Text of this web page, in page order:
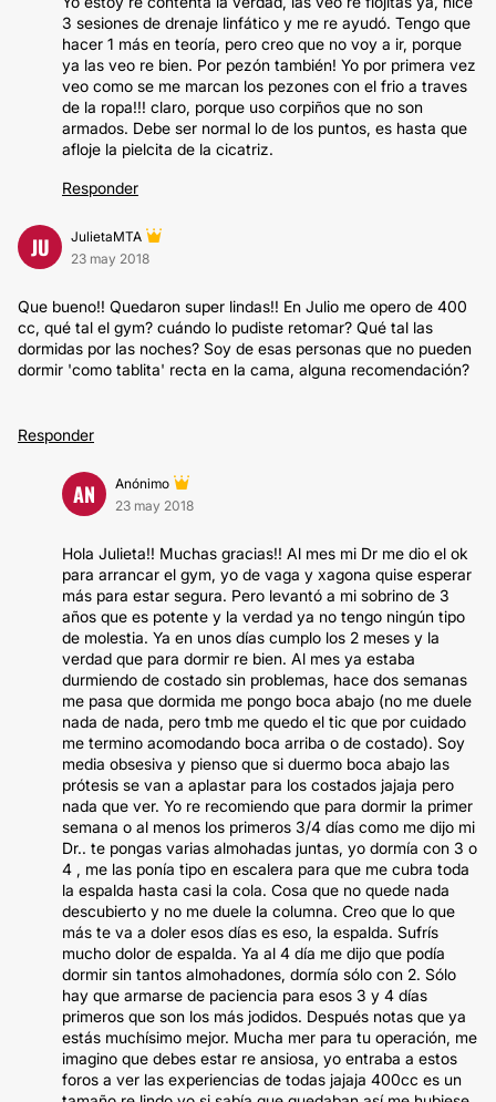
3 sesiones de drenaje linfático y me re ayudó. Tengo que
hacer 1 más en teoría, pero creo que no voy a ir, porque
ya las veo re bien. Por pezón también! Yo por primera vez
veo como se me marcan los pezones con el frio a traves
de la ropa!!! claro, porque uso corpiños que no son
armados. Debe ser normal lo de los puntos, es hasta que
afloje la pielcita de la cicatriz.
Responder
JU
JulietaMTA
23 may 2018
Que bueno!! Quedaron super lindas!! En Julio me opero de 400
cc, qué tal el gym? cuándo lo pudiste retomar? Qué tal las
dormidas por las noches? Soy de esas personas que no pueden
dormir 'como tablita' recta en la cama, alguna recomendación?
Responder
AN
Anónimo
23 may 2018
Hola Julieta!! Muchas gracias!! Al mes mi Dr me dio el ok
para arrancar el gym, yo de vaga y xagona quise esperar
más para estar segura. Pero levantó a mi sobrino de 3
años que es potente y la verdad ya no tengo ningún tipo
de molestia. Ya en unos días cumplo los 2 meses y la
verdad que para dormir re bien. Al mes ya estaba
durmiendo de costado sin problemas, hace dos semanas
me pasa que dormida me pongo boca abajo (no me duele
nada de nada, pero tmb me quedo el tic que por cuidado
me termino acomodando boca arriba o de costado). Soy
media obsesiva y pienso que si duermo boca abajo las
prótesis se van a aplastar para los costados jajaja pero
nada que ver. Yo re recomiendo que para dormir la primer
semana o al menos los primeros 3/4 días como me dijo mi
Dr.. te pongas varias almohadas juntas, yo dormía con 3 o
4 , me las ponía tipo en escalera para que me cubra toda
la espalda hasta casi la cola. Cosa que no quede nada
descubierto y no me duele la columna. Creo que lo que
más te va a doler esos días es eso, la espalda. Sufrís
mucho dolor de espalda. Ya al 4 día me dijo que podía
dormir sin tantos almohadones, dormía sólo con 2. Sólo
hay que armarse de paciencia para esos 3 y 4 días
primeros que son los más jodidos. Después notas que ya
estás muchísimo mejor. Mucha mer para tu operación, me
imagino que debes estar re ansiosa, yo entraba a estos
foros a ver las experiencias de todas jajaja 400cc es un